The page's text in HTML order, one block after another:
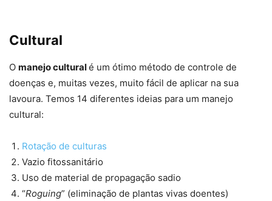
Cultural
O manejo culturalé um ótimo método de controle de
doenças e, muitas vezes, muito fácil de aplicar na sua
lavoura. Temos 14 diferentes ideias para um manejo
cultural:
Rotação de culturas
Vazio fitossanitário
Uso de material de propagação sadio
“Roguing” (eliminação de plantas vivas doentes)